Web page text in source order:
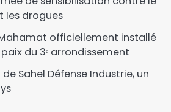
les drogues
officiellement installé
du 3ᵉ arrondissement
Sahel Défense Industrie, un